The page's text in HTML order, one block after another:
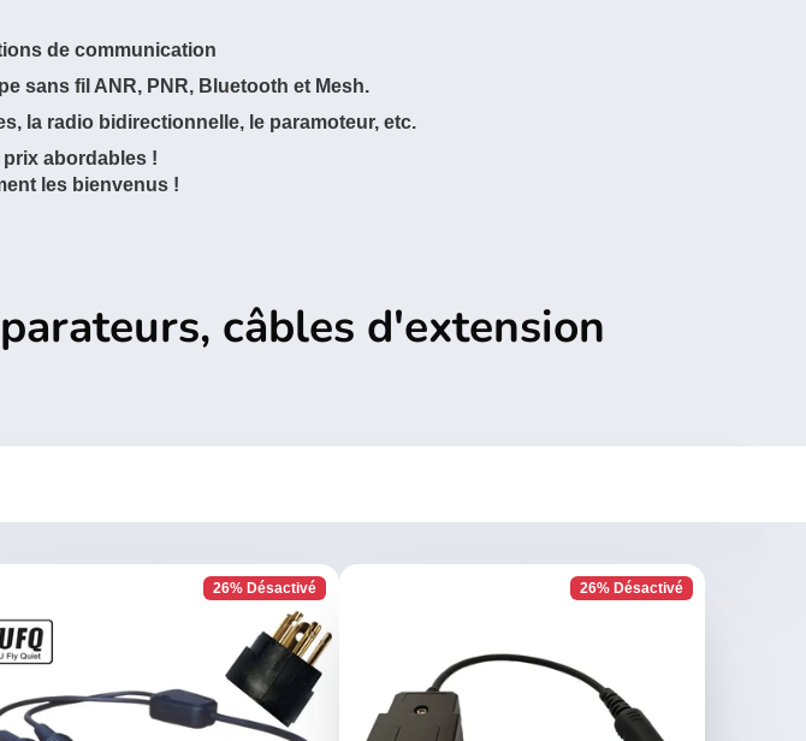
de communication
sans fil ANR, PNR, Bluetooth et Mesh.
la radio bidirectionnelle, le paramoteur, etc.
abordables !
les bienvenus !
câbles d'extension
26% Désactivé 26% Désactivé